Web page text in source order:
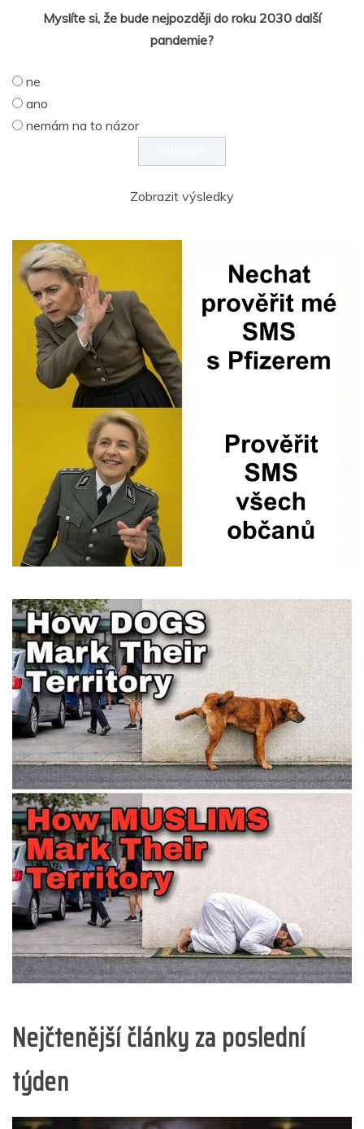
Myslíte si, že bude nejpozději do roku 2030 další
pandemie?
ne
ano
nemám na to názor
Zobrazit výsledky
Nejčtenější články za poslední
týden